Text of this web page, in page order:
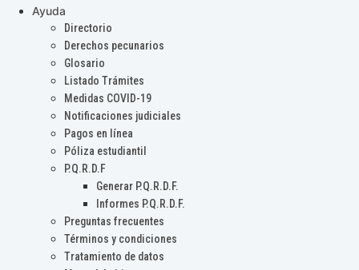
Ayuda
Directorio
Derechos pecunarios
Glosario
Listado Trámites
Medidas COVID-19
Notificaciones judiciales
Pagos en línea
Póliza estudiantil
P.Q.R.D.F
Generar P.Q.R.D.F.
Informes P.Q.R.D.F.
Preguntas frecuentes
Términos y condiciones
Tratamiento de datos